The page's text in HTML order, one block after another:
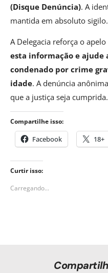
(Disque Denúncia). A
mantida em absoluto sigilo.
A Delegacia reforça o
esta informação e
condenado por crime
idade. A denúncia
que a justiça seja cumprida.
Compartilhe isso:
Facebook 18+
Curtir isso:
Carregando...